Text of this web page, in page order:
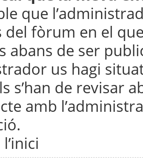
que
del fòrum en el
abans de ser
us hagi
s’han de revisar
amb